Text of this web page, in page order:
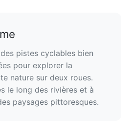
pistes cyclables bien
pour explorer la
nature sur deux roues.
le long des rivières et à
paysages pittoresques.